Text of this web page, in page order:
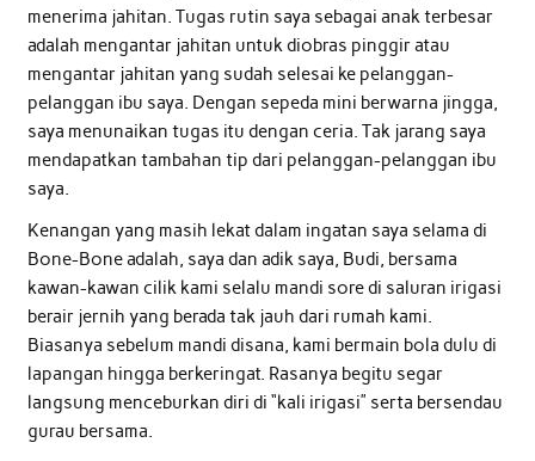
menerima jahitan. Tugas rutin saya sebagai anak terbesar
adalah mengantar jahitan untuk diobras pinggir atau
mengantar jahitan yang sudah selesai ke pelanggan-
pelanggan ibu saya. Dengan sepeda mini berwarna jingga,
saya menunaikan tugas itu dengan ceria. Tak jarang saya
mendapatkan tambahan tip dari pelanggan-pelanggan ibu
saya.
Kenangan yang masih lekat dalam ingatan saya selama di
Bone-Bone adalah, saya dan adik saya, Budi, bersama
kawan-kawan cilik kami selalu mandi sore di saluran irigasi
berair jernih yang berada tak jauh dari rumah kami.
Biasanya sebelum mandi disana, kami bermain bola dulu di
lapangan hingga berkeringat. Rasanya begitu segar
langsung menceburkan diri di “kali irigasi” serta bersendau
gurau bersama.